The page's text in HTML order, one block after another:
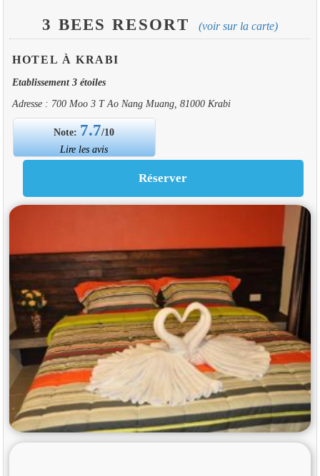
3 BEES RESORT (voir sur la carte)
HOTEL À KRABI
Etablissement 3 étoiles
Adresse : 700 Moo 3 T Ao Nang Muang, 81000 Krabi
Note: 7.7/10
Lire les avis